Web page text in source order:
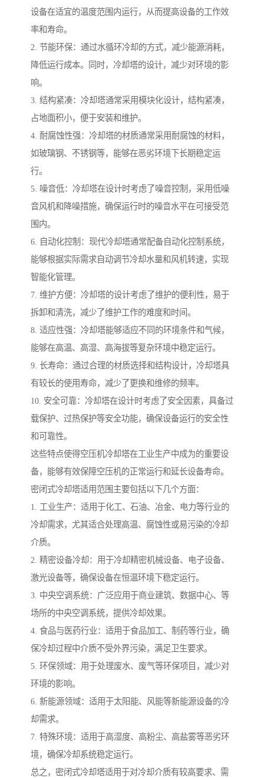
设备在适宜的温度范围内运行，从而提高设备的工作效
率和寿命。
2. 节能环保：通过水循环冷却的方式，减少能源消耗，
降低运行成本。同时，冷却塔的设计，减少对环境的影
响。
3. 结构紧凑：冷却塔通常采用模块化设计，结构紧凑，
占地面积小，便于安装和维护。
4. 耐腐蚀性强：冷却塔的材质通常采用耐腐蚀的材料，
如玻璃钢、不锈钢等，能够在恶劣环境下长期稳定运
行。
5. 噪音低：冷却塔在设计时考虑了噪音控制，采用低噪
音风机和降噪措施，确保运行时的噪音水平在可接受范
围内。
6. 自动化控制：现代冷却塔通常配备自动化控制系统，
能够根据实际需求自动调节冷却水量和风机转速，实现
智能化管理。
7. 维护方便：冷却塔的设计考虑了维护的便利性，易于
拆卸和清洗，减少了维护工作的难度和时间。
8. 适应性强：冷却塔能够适应不同的环境条件和气候，
能够在高温、高湿、高海拔等复杂环境中稳定运行。
9. 长寿命：通过合理的材质选择和结构设计，冷却塔具
有较长的使用寿命，减少了更换和维修的频率。
10. 安全可靠：冷却塔在设计时考虑了安全因素，具备过
载保护、过热保护等安全功能，确保设备运行的安全性
和可靠性。
这些特点使得空压机冷却塔在工业生产中成为的重要设
备，能够有效保障空压机的正常运行和延长设备寿命。
密闭式冷却塔适用范围主要包括以下几个方面：
1. 工业生产：适用于化工、石油、冶金、电力等行业的
冷却需求，尤其适合处理高温、腐蚀性或易污染的冷却
介质。
2. 精密设备冷却：用于冷却精密机械设备、电子设备、
激光设备等，确保设备在恒温环境下稳定运行。
3. 中央空调系统：广泛应用于商业建筑、数据中心、等
场所的中央空调系统，提供冷却效果。
4. 食品与医药行业：适用于食品加工、制药等行业，确
保冷却过程中介质不受外界污染，满足卫生要求。
5. 环保领域：用于处理废水、废气等环保项目，减少对
环境的影响。
6. 新能源领域：适用于太阳能、风能等新能源设备的冷
却需求。
7. 特殊环境：适用于高湿度、高粉尘、高盐雾等恶劣环
境，确保冷却系统稳定运行。
总之，密闭式冷却塔适用于对冷却介质有较高要求、需